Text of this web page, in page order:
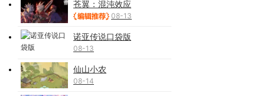
苍翼：混沌效应
08-13
诺亚传说口袋版
08-13
仙山小农
08-14